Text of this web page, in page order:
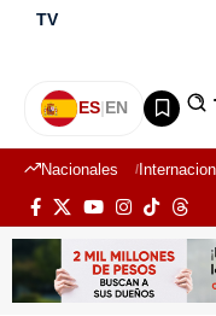
TV
ES|EN
Nacionales